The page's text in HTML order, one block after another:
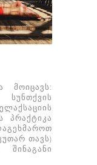
მოიცავს:
პრაქტიკა
თავს)